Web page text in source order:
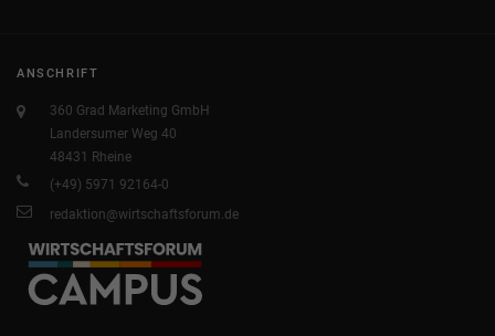
ANSCHRIFT
360 Grad Marketing GmbH
Landersumer Weg 40
48431 Rheine
(+49) 5971 92164-0
redaktion@wirtschaftsforum.de